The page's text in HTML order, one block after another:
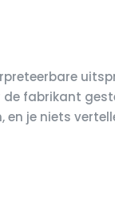
fabrikant
je niets